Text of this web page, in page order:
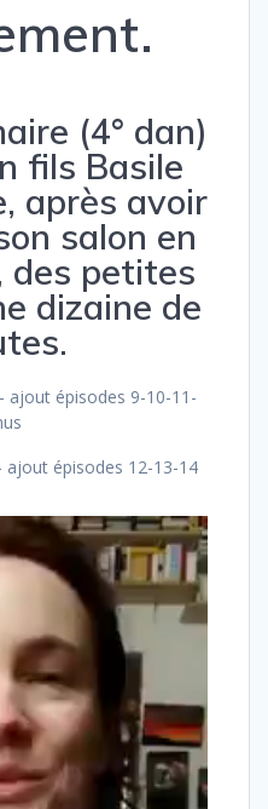
(4° dan)
fils Basile
après avoir
salon en
des petites
dizaine de
épisodes 9-10-11-
épisodes 12-13-14